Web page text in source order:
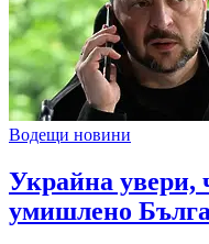
Водещи новини
Украйна увери,
умишлено